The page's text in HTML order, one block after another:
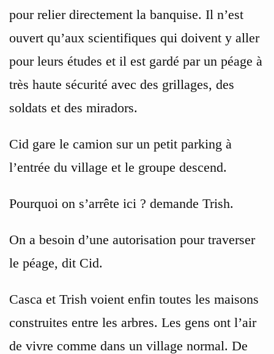
pour relier directement la banquise. Il n’est
ouvert qu’aux scientifiques qui doivent y aller
pour leurs études et il est gardé par un péage à
très haute sécurité avec des grillages, des
soldats et des miradors.
Cid gare le camion sur un petit parking à
l’entrée du village et le groupe descend.
Pourquoi on s’arrête ici ? demande Trish.
On a besoin d’une autorisation pour traverser
le péage, dit Cid.
Casca et Trish voient enfin toutes les maisons
construites entre les arbres. Les gens ont l’air
de vivre comme dans un village normal. De